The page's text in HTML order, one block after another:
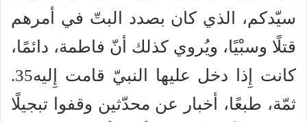
سيّدكم، الذي كان بصدد البتّ في أمرهم
قتلًا وسبْيًا، ويُروي كذلك أنّ فاطمة، دائمًا،
كانت إِذا دخل عليها النبيّ قامت إِليه35.
ثمّة، طبعًا، أخبار عن محدّثين وقفوا تبجيلًا